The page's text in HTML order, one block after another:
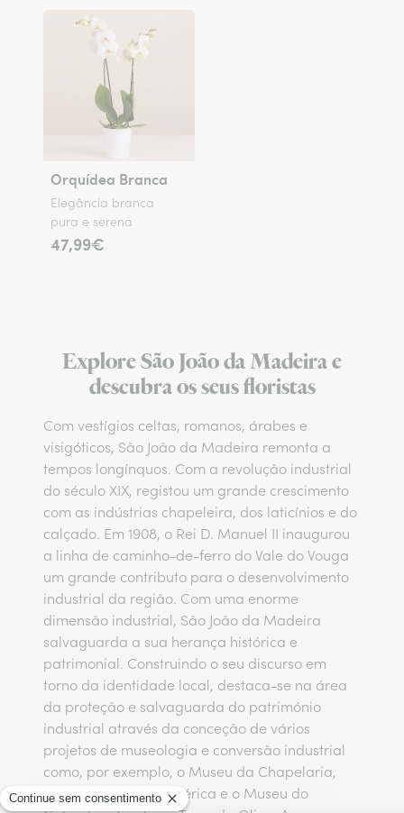
Orquídea Branca
Elegância branca
pura e serena
47,99€
Explore São João da Madeira e
descubra os seus floristas
Com vestígios celtas, romanos, árabes e
visigóticos, São João da Madeira remonta a
tempos longínquos. Com a revolução industrial
do século XIX, registou um grande crescimento
com as indústrias chapeleira, dos laticínios e do
calçado. Em 1908, o Rei D. Manuel II inaugurou
a linha de caminho-de-ferro do Vale do Vouga
um grande contributo para o desenvolvimento
industrial da região. Com uma enorme
dimensão industrial, São João da Madeira
salvaguarda a sua herança histórica e
patrimonial. Construindo o seu discurso em
torno da identidade local, destaca-se na área
da proteção e salvaguarda do património
industrial através da conceção de vários
projetos de museologia e conversão industrial
como, por exemplo, o Museu da Chapelaria,
único na península ibérica e o Museu do